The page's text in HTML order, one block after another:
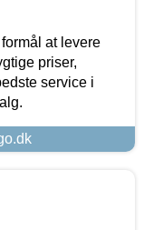
at levere
priser,
service i